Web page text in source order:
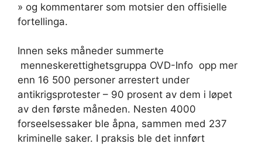
» og kommentarer som motsier den offisielle
fortellinga.
Innen seks måneder summerte
menneskerettighetsgruppa OVD-Info opp mer
enn 16 500 personer arrestert under
antikrigsprotester – 90 prosent av dem i løpet
av den første måneden. Nesten 4000
forseelsessaker ble åpna, sammen med 237
kriminelle saker. I praksis ble det innført